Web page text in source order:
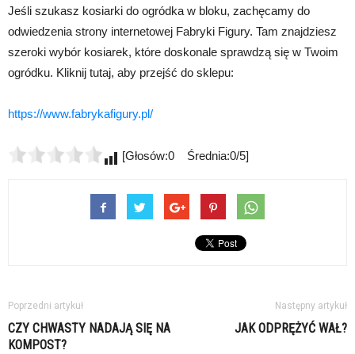
Jeśli szukasz kosiarki do ogródka w bloku, zachęcamy do
odwiedzenia strony internetowej Fabryki Figury. Tam znajdziesz
szeroki wybór kosiarek, które doskonale sprawdzą się w Twoim
ogródku. Kliknij tutaj, aby przejść do sklepu:
https://www.fabrykafigury.pl/
[Głosów:0 Średnia:0/5]
Poprzedni artykuł
CZY CHWASTY NADAJĄ SIĘ NA
KOMPOST?
Następny artykuł
JAK ODPRĘŻYĆ WAŁ?